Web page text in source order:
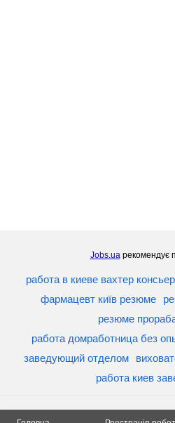
Jobs.uaрекомендує
работа в киеве вахтер
фармацевт київ резюме
резюме
работа домработница без
заведующий отделом
работа киев